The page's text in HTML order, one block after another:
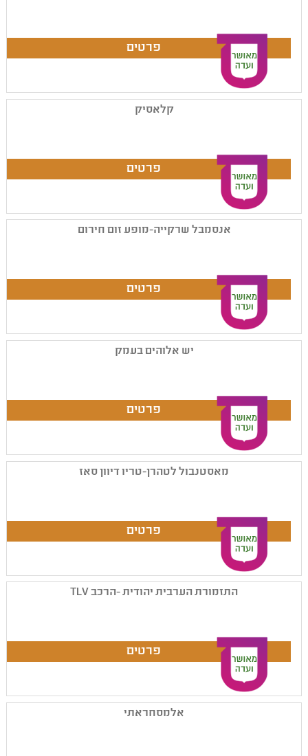
קלאסיק
אנסמבל שרקייה-מופע זום חירום
יש אלוהים בעמק
מאסטנבול לטהרן-טריו דיוון סאז
התזמורת הערבית יהודית -הרכב TLV
אלמסחראתי